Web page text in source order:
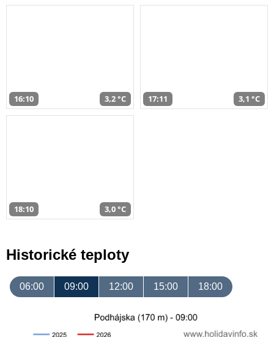
16:10 3,2 °C 17:11 3,1 °C
18:10 3,0 °C
Historické teploty
06:00 09:00 12:00 15:00 18:00